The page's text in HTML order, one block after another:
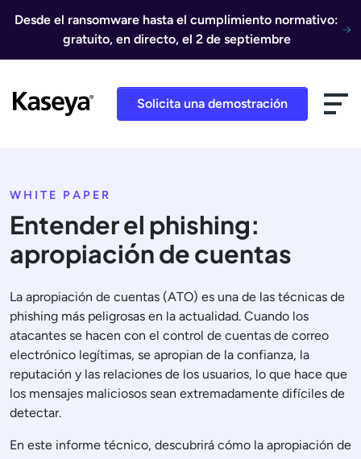
Desde el ransomware hasta el cumplimiento normativo:
gratuito, en directo, el 2 de septiembre
Solicita una demostración
WHITE PAPER
Entender el phishing:
apropiación de cuentas
La apropiación de cuentas (ATO) es una de las técnicas de
phishing más peligrosas en la actualidad. Cuando los
atacantes se hacen con el control de cuentas de correo
electrónico legítimas, se apropian de la confianza, la
reputación y las relaciones de los usuarios, lo que hace que
los mensajes maliciosos sean extremadamente difíciles de
detectar.
En este informe técnico, descubrirá cómo la apropiación de